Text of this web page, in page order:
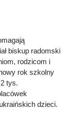
biskup radomski
rodzicom i
rok szkolny
tys.
dzieci.